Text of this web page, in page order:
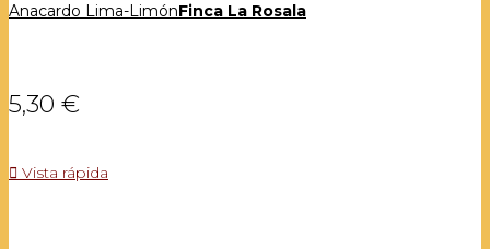
Anacardo Lima-LimónFinca La Rosala
5,30 €
 Vista rápida